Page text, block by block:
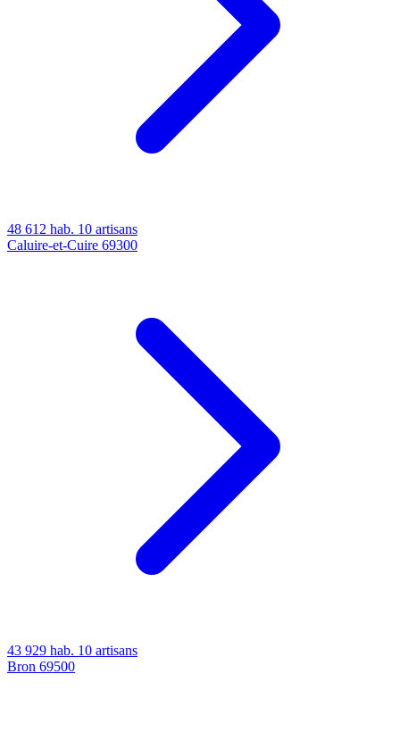
48 612 hab. 10 artisans
Caluire-et-Cuire 69300
43 929 hab. 10 artisans
Bron 69500